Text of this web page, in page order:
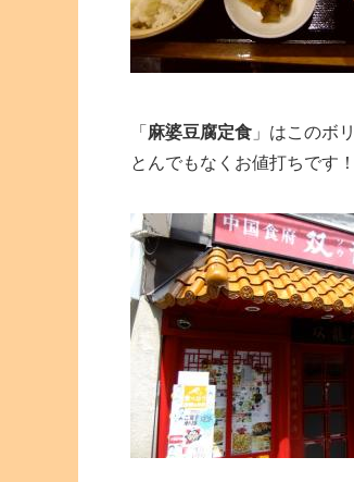
「 麻婆豆腐定食 」はこのボ
とんでもなくお値打ちです！